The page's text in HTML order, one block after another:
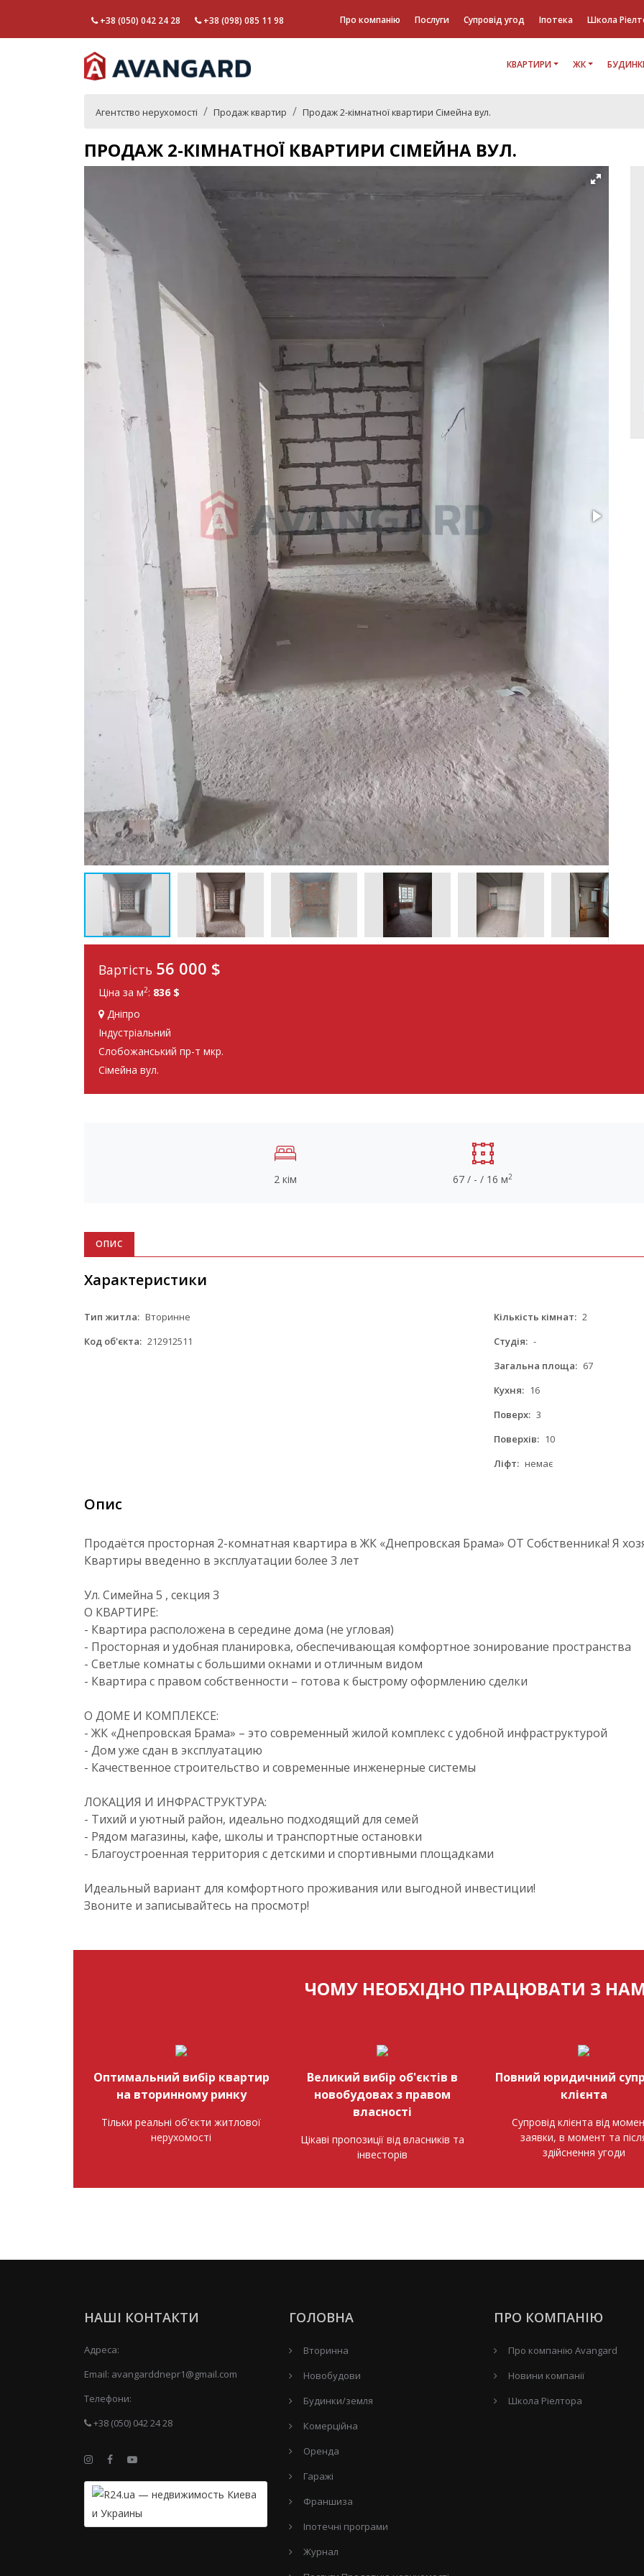
+38 (050) 042 24 28 +38 (098) 085 11 98 Про компанію Послуги Супровід угод Іпотека Школа
КВАРТИРИ ЖК
Агентство нерухомості Продаж квартир Продаж 2-кімнатної квартири Сімейна вул.
ПРОДАЖ 2-КІМНАТНОЇ КВАРТИРИ СІМЕЙНА ВУЛ.
Вартість 56 000 $
Ціна за м2: 836 $
Дніпро
Індустріальний
Слобожанський пр-т мкр.
Сімейна вул.
2 кім 67 / - / 16 м2
ОПИС
Характеристики
Тип житла: Вторинне
Код об'єкта: 212912511
Кількість кімнат: 2
Студія: -
Загальна площа: 67
Кухня: 16
Поверх: 3
Поверхів: 10
Ліфт: немає
Опис
Продаётся просторная 2-комнатная квартира в ЖК «Днепровская Брама» ОТ Собственника! Я
Квартиры введенно в эксплуатации более 3 лет
Ул. Симейна 5 , секция 3
О КВАРТИРЕ:
- Квартира расположена в середине дома (не угловая)
- Просторная и удобная планировка, обеспечивающая комфортное зонирование пространства
- Светлые комнаты с большими окнами и отличным видом
- Квартира с правом собственности – готова к быстрому оформлению сделки
О ДОМЕ И КОМПЛЕКСЕ:
- ЖК «Днепровская Брама» – это современный жилой комплекс с удобной инфраструктурой
- Дом уже сдан в эксплуатацию
- Качественное строительство и современные инженерные системы
ЛОКАЦИЯ И ИНФРАСТРУКТУРА:
- Тихий и уютный район, идеально подходящий для семей
- Рядом магазины, кафе, школы и транспортные остановки
- Благоустроенная территория с детскими и спортивными площадками
Идеальный вариант для комфортного проживания или выгодной инвестиции!
Звоните и записывайтесь на просмотр!
ЧОМУ НЕОБХІДНО ПРАЦЮВАТИ З
Оптимальний вибір квартир
на вторинному ринку
Тільки реальні об'єкти житлової
нерухомості
Великий вибір об'єктів в
новобудовах з правом
власності
Цікаві пропозиції від власників та
інвесторів
Повний юридичний
клієнта
Супровід клієнта від
заявки, в момент та
здійснення угоди
НАШІ КОНТАКТИ
Адреса:
Email: avangarddnepr1@gmail.com
Телефони:
+38 (050) 042 24 28
ГОЛОВНА
Вторинна
Новобудови
Будинки/земля
Комерційна
Оренда
Гаражі
Франшиза
Іпотечні програми
Журнал
ПРО КОМПАНІЮ
Про компанію Avangard
Новини компанії
Школа Ріелтора